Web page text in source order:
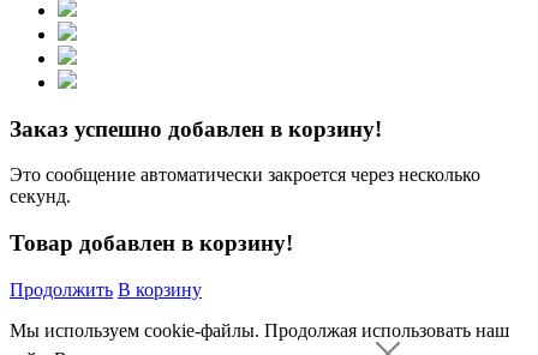
Заказ успешно добавлен в корзину!
Это сообщение автоматически закроется через несколько
секунд.
Товар добавлен в корзину!
Продолжить В корзину
Мы используем cookie-файлы. Продолжая использовать наш